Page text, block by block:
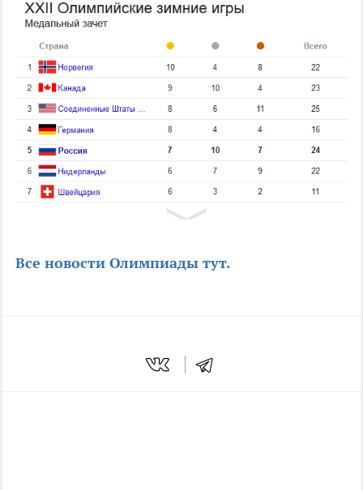
Все новости Олимпиады тут.